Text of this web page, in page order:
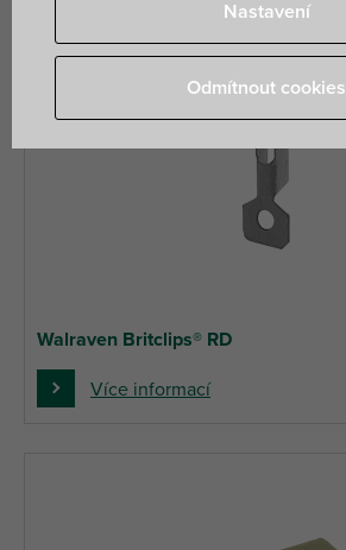
Walraven Britclips® RD
Více informací
Nastavení
Odmítnout cookies